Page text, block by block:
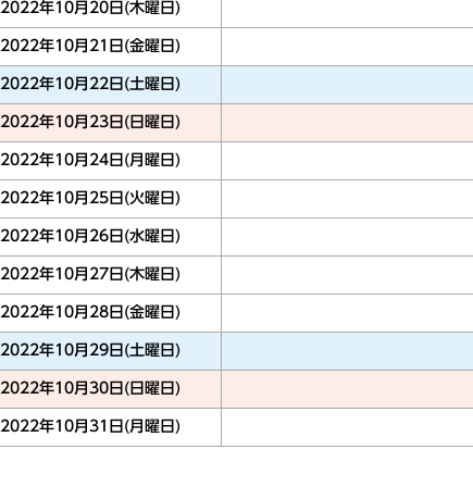
2022年10月20日(木曜日)
2022年10月21日(金曜日)
2022年10月22日(土曜日)
2022年10月23日(日曜日)
2022年10月24日(月曜日)
2022年10月25日(火曜日)
2022年10月26日(水曜日)
2022年10月27日(木曜日)
2022年10月28日(金曜日)
2022年10月29日(土曜日)
2022年10月30日(日曜日)
2022年10月31日(月曜日)